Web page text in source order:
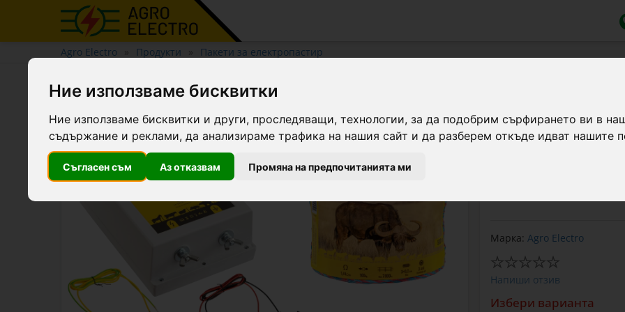
Ние използваме бисквитки
Ние използваме бисквитки и други, проследяващи, технологии, за да подобрим сърфирането ви в
съдържание и реклами, да анализираме трафика на нашия сайт и да разберем откъде идват нашите
Съгласен съм Аз отказвам Промяна на предпочитанията ми
Agro Electro Продукти Пакети за електропастир
Базов пакет за електропастир 500 м, 4,1 джаула, за
Ново
Базов пакет за
Марка: Agro Electro
Напиши отзив
Избери варианта